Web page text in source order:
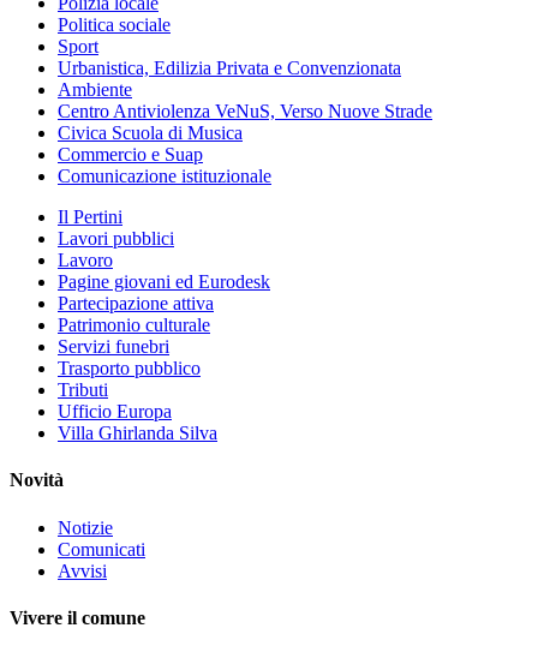
Politica sociale
Sport
Urbanistica, Edilizia Privata e Convenzionata
Ambiente
Centro Antiviolenza VeNuS, Verso Nuove Strade
Civica Scuola di Musica
Commercio e Suap
Comunicazione istituzionale
Il Pertini
Lavori pubblici
Lavoro
Pagine giovani ed Eurodesk
Partecipazione attiva
Patrimonio culturale
Servizi funebri
Trasporto pubblico
Tributi
Ufficio Europa
Villa Ghirlanda Silva
Novità
Notizie
Comunicati
Avvisi
Vivere il comune